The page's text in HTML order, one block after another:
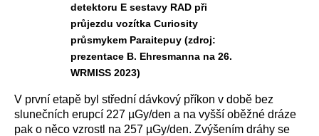
detektoru E sestavy RAD při
průjezdu vozítka Curiosity
průsmykem Paraitepuy (zdroj:
prezentace B. Ehresmanna na 26.
WRMISS 2023)
V první etapě byl střední dávkový příkon v době bez
slunečních erupcí 227 µGy/den a na vyšší oběžné dráze
pak o něco vzrostl na 257 µGy/den. Zvýšením dráhy se